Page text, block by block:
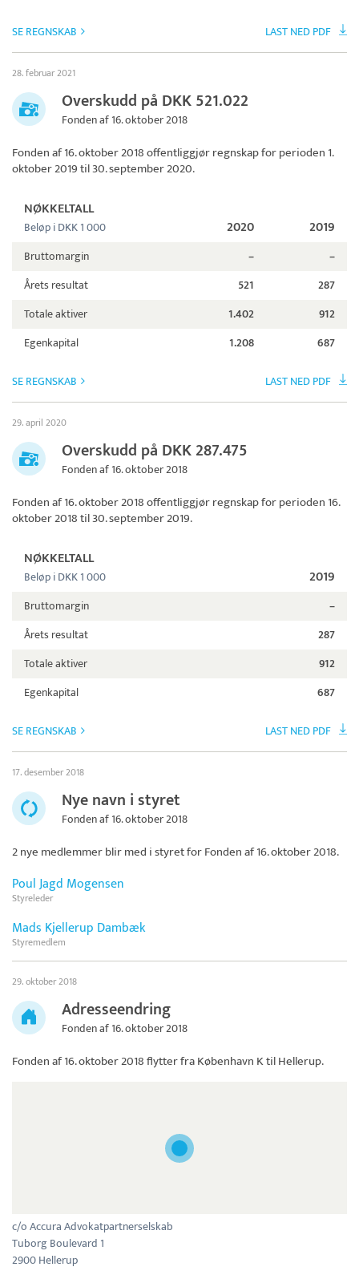
SE REGNSKAB LAST NED PDF
28. februar 2021
Overskudd på DKK 521.022
Fonden af 16. oktober 2018
Fonden af 16. oktober 2018offentliggjør regnskap for perioden 1.
oktober 2019 til 30. september 2020.
NØKKELTALL
Beløp i DKK 1 000 2020 2019
Bruttomargin –
–
Årets resultat
521
287
Totale aktiver
1.402
912
Egenkapital
1.208 687
SE REGNSKAB LAST NED PDF
29. april 2020
Overskudd på DKK 287.475
Fonden af 16. oktober 2018
Fonden af 16. oktober 2018offentliggjør regnskap for perioden 16.
oktober 2018 til 30. september 2019.
NØKKELTALL
Beløp i DKK 1 000 2019
Bruttomargin
–
Årets resultat
287
Totale aktiver
912
Egenkapital
687
SE REGNSKAB LAST NED PDF
17. desember 2018
Nye navn i styret
Fonden af 16. oktober 2018
2 nye medlemmer blir med i styret forFonden af 16. oktober 2018.
Poul Jagd Mogensen
Styreleder
Mads Kjellerup Dambæk
Styremedlem
29. oktober 2018
Adresseendring
Fonden af 16. oktober 2018
Fonden af 16. oktober 2018flytter fra København K til Hellerup.
c/o Accura Advokatpartnerselskab
Tuborg Boulevard 1
2900 Hellerup